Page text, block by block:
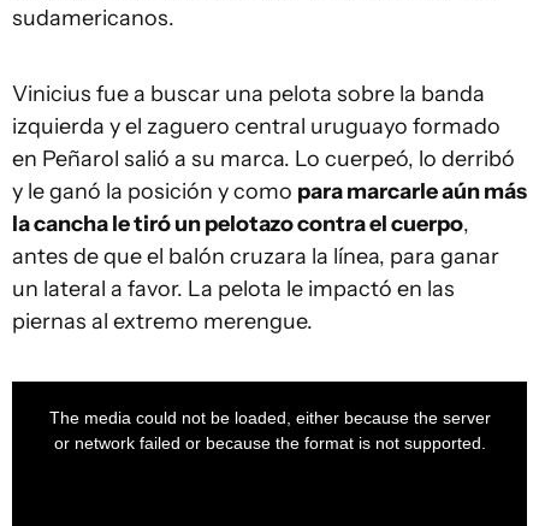
sudamericanos.
Vinicius fue a buscar una pelota sobre la banda
izquierda y el zaguero central uruguayo formado
en Peñarol salió a su marca. Lo cuerpeó, lo derribó
y le ganó la posición y como para marcarle aún más
la cancha le tiró un pelotazo contra el cuerpo,
antes de que el balón cruzara la línea, para ganar
un lateral a favor. La pelota le impactó en las
piernas al extremo merengue.
The media could not be loaded, either because the server
or network failed or because the format is not supported.